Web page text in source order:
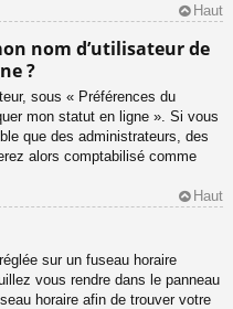
Haut
nom d’utilisateur de
?
sous « Préférences du
mon statut en ligne ». Si vous
que des administrateurs, des
alors comptabilisé comme
Haut
sur un fuseau horaire
vous rendre dans le panneau
horaire afin de trouver votre